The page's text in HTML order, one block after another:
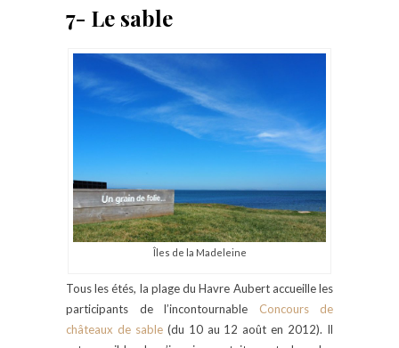
7- Le sable
Îles de la Madeleine
Tous les étés, la plage du Havre Aubert accueille les
participants de l’incontournable Concours de
châteaux de sable(du 10 au 12 août en 2012). Il